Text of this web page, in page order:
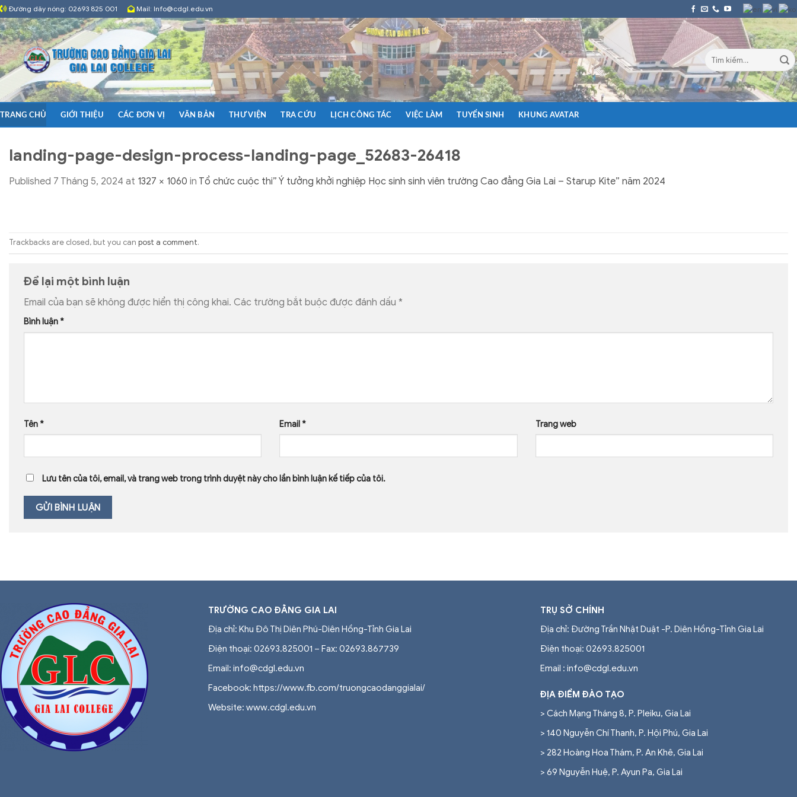
Skip
to
content
Đường dây nóng: 02693 825 001 Mail: Info@cdgl.edu.vn
TRANG CHỦ GIỚI THIỆU CÁC ĐƠN VỊ VĂN BẢN THƯ VIỆN TRA CỨU LỊCH CÔNG TÁC VIỆC LÀM TUYỂN SINH KHUNG AVATAR
landing-page-design-process-landing-page_52683-26418
Published 7 Tháng 5, 2024 at 1327 × 1060 in Tổ chức cuộc thi” Ý tưởng khởi nghiệp Học sinh sinh viên trường Cao đẳng Gia Lai – Starup Kite” năm 2024
Trackbacks are closed, but you can post a comment.
Để lại một bình luận
Email của bạn sẽ không được hiển thị công khai. Các trường bắt buộc được đánh dấu *
Bình luận *
Tên * Email * Trang web
Lưu tên của tôi, email, và trang web trong trình duyệt này cho lần bình luận kế tiếp của tôi.
TRƯỜNG CAO ĐẲNG GIA LAI
Địa chỉ: Khu Đô Thị Diên Phú-Diên Hồng-Tỉnh Gia Lai
Điện thoại: 02693.825001 – Fax: 02693.867739
Email: info@cdgl.edu.vn
Facebook: https://www.fb.com/truongcaodanggialai/
Website: www.cdgl.edu.vn
TRỤ SỞ CHÍNH
Địa chỉ: Đường Trần Nhật Duật -P. Diên Hồng-Tỉnh Gia Lai
Điện thoại: 02693.825001
Email : info@cdgl.edu.vn
ĐỊA ĐIỂM ĐÀO TẠO
> Cách Mạng Tháng 8, P. Pleiku, Gia Lai
> 140 Nguyễn Chí Thanh, P. Hội Phú, Gia Lai
> 282 Hoàng Hoa Thám, P. An Khê, Gia Lai
> 69 Nguyễn Huệ, P. Ayun Pa, Gia Lai